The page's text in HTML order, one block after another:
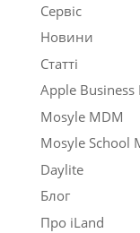
Сервіс
Новини
Статті
Apple Business
Mosyle MDM
Mosyle School
Daylite
Блог
Про iLand